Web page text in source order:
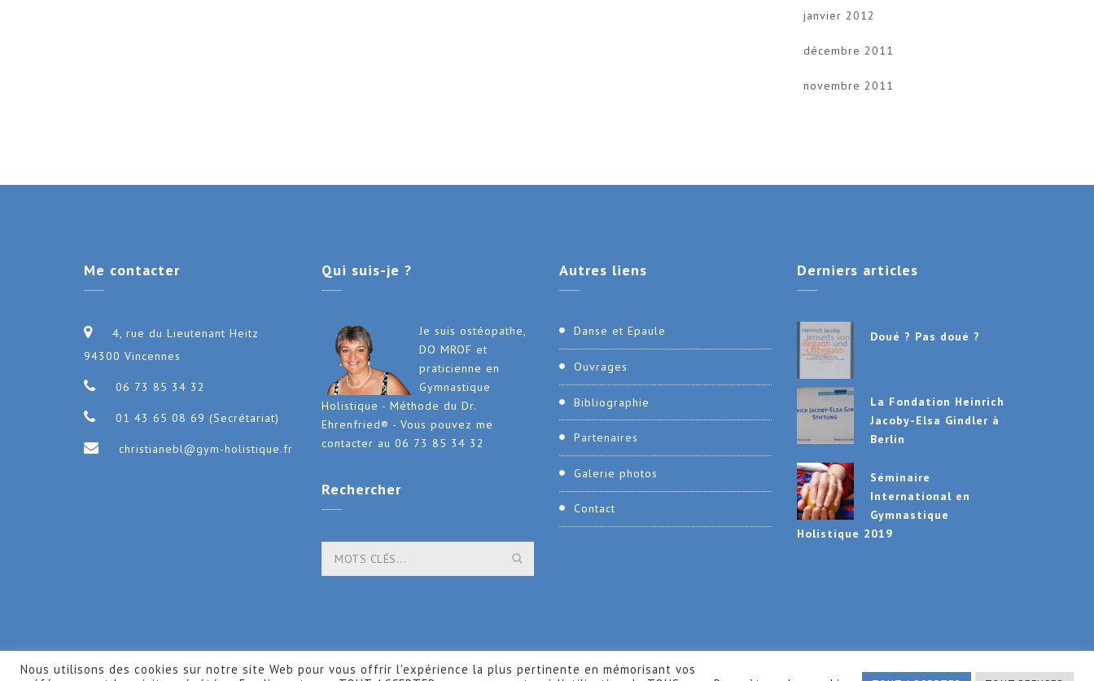
janvier 2012
décembre 2011
novembre 2011
Me contacter
4, rue du Lieutenant Heitz
94300 Vincennes
06 73 85 34 32
01 43 65 08 69 (Secrétariat)
christianebl@gym-holistique.fr
Qui suis-je ?
Je suis ostéopathe,
DO MROF et
praticienne en
Gymnastique
Holistique - Méthode du Dr.
Ehrenfried® - Vous pouvez me
contacter au 06 73 85 34 32
Rechercher
Autres liens
Danse et Epaule
Ouvrages
Bibliographie
Partenaires
Galerie photos
Contact
Derniers articles
Doué ? Pas doué ?
La Fondation Heinrich
Jacoby-Elsa Gindler à
Berlin
Séminaire
International en
Gymnastique
Holistique 2019
Nous utilisons des cookies sur notre site Web pour vous offrir l'expérience la plus pertinente en mémorisant vos